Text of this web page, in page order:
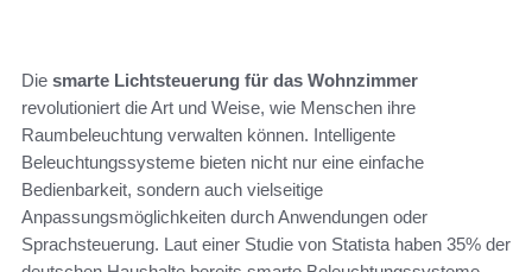
Die smarte Lichtsteuerung für das Wohnzimmer
revolutioniert die Art und Weise, wie Menschen ihre
Raumbeleuchtung verwalten können. Intelligente
Beleuchtungssysteme bieten nicht nur eine einfache
Bedienbarkeit, sondern auch vielseitige
Anpassungsmöglichkeiten durch Anwendungen oder
Sprachsteuerung. Laut einer Studie von Statista haben 35% der